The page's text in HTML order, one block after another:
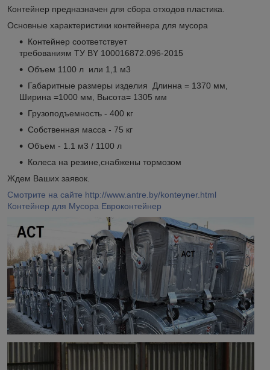
Контейнер предназначен для сбора отходов пластика.
Основные характеристики контейнера для мусора
Контейнер соответствует
требованиям ТУ BY 100016872.096-2015
Объем 1100 л или 1,1 м3
Габаритные размеры изделия Длинна = 1370 мм,
Ширина =1000 мм, Высота= 1305 мм
Грузоподъемность - 400 кг
Собственная масса - 75 кг
Объем - 1.1 м3 / 1100 л
Колеса на резине,снабжены тормозом
Ждем Ваших заявок.
Смотрите на сайте http://www.antre.by/konteyner.html
Контейнер для Мусора Евроконтейнер